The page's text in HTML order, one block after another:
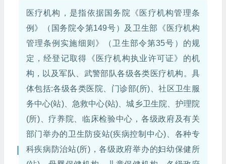
医疗机构，是指依据国务院《医疗机构管理条
例》（国务院令第149号）及卫生部《医疗机构
管理条例实施细则》（卫生部令第35号）的规
定，经登记取得《医疗机构执业许可证》的机
构，以及军队、武警部队各级各类医疗机构。具
体包括:各级各类医院、门诊部(所)、社区卫生服
务中心(站)、急救中心(站)、城乡卫生院、护理院
(所)、疗养院、临床检验中心，各级政府及有关
部门举办的卫生防疫站(疾病控制中心)、各种专
科疾病防治站(所)，各级政府举办的妇幼保健所